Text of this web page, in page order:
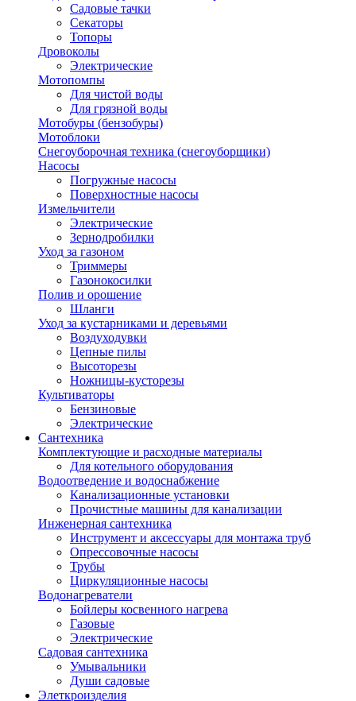
Садовые тачки
Секаторы
Топоры
Дровоколы
Электрические
Мотопомпы
Для чистой воды
Для грязной воды
Мотобуры (бензобуры)
Мотоблоки
Снегоуборочная техника (снегоуборщики)
Насосы
Погружные насосы
Поверхностные насосы
Измельчители
Электрические
Зернодробилки
Уход за газоном
Триммеры
Газонокосилки
Полив и орошение
Шланги
Уход за кустарниками и деревьями
Воздуходувки
Цепные пилы
Высоторезы
Ножницы-кусторезы
Культиваторы
Бензиновые
Электрические
Сантехника
Комплектующие и расходные материалы
Для котельного оборудования
Водоотведение и водоснабжение
Канализационные установки
Прочистные машины для канализации
Инженерная сантехника
Инструмент и аксессуары для монтажа труб
Опрессовочные насосы
Трубы
Циркуляционные насосы
Водонагреватели
Бойлеры косвенного нагрева
Газовые
Электрические
Садовая сантехника
Умывальники
Души садовые
Элеткроизделия